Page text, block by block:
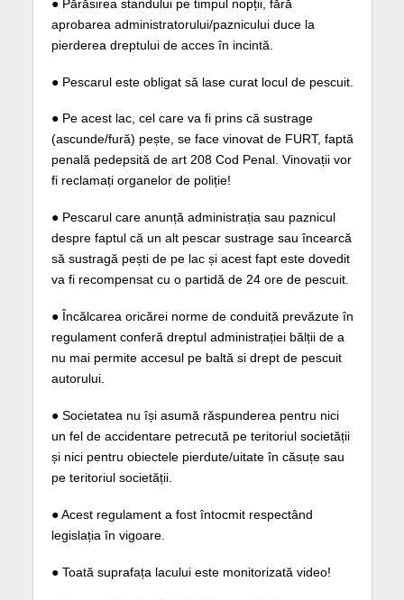
● Părăsirea standului pe timpul nopții, fără
aprobarea administratorului/paznicului duce la
pierderea dreptului de acces în incintă.
● Pescarul este obligat să lase curat locul de pescuit.
● Pe acest lac, cel care va fi prins că sustrage
(ascunde/fură) pește, se face vinovat de FURT, faptă
penală pedepsită de art 208 Cod Penal. Vinovații vor
fi reclamați organelor de poliție!
● Pescarul care anunță administrația sau paznicul
despre faptul că un alt pescar sustrage sau încearcă
să sustragă pești de pe lac și acest fapt este dovedit
va fi recompensat cu o partidă de 24 ore de pescuit.
● Încălcarea oricărei norme de conduită prevăzute în
regulament conferă dreptul administrației bălții de a
nu mai permite accesul pe baltă si drept de pescuit
autorului.
● Societatea nu își asumă răspunderea pentru nici
un fel de accidentare petrecută pe teritoriul societății
și nici pentru obiectele pierdute/uitate în căsuțe sau
pe teritoriul societății.
● Acest regulament a fost întocmit respectând
legislația în vigoare.
● Toată suprafața lacului este monitorizată video!